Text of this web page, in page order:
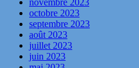
octobre 2023
septembre 2023
août 2023
juillet 2023
juin 2023